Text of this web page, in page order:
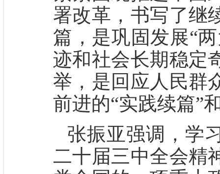
署改革，书写了继
篇，是巩固发展“
迹和社会长期稳定
举，是回应人民群
前进的“实践续篇”
张振亚强调，学
二十届三中全会精